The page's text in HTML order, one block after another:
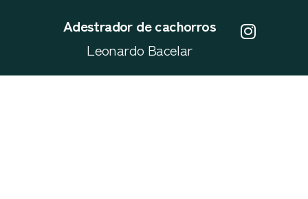
Adestrador de cachorros
Leonardo Bacelar